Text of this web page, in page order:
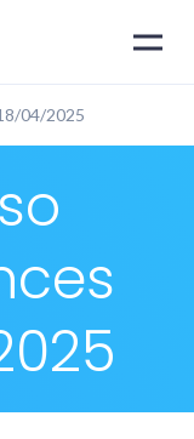
04/2025